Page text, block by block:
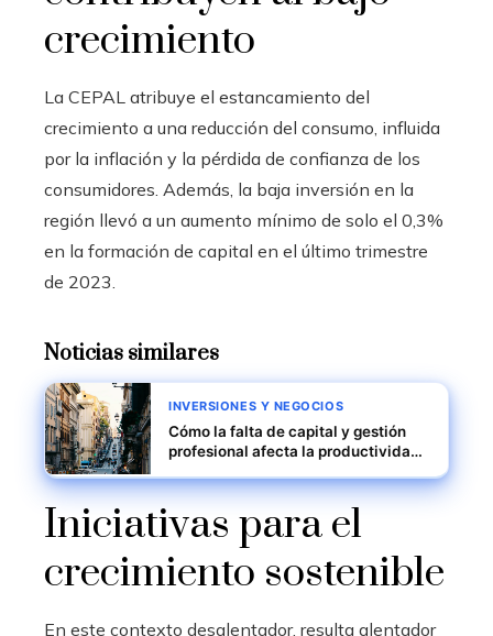
crecimiento
La CEPAL atribuye el estancamiento del
crecimiento a una reducción del consumo, influida
por la inflación y la pérdida de confianza de los
consumidores. Además, la baja inversión en la
región llevó a un aumento mínimo de solo el 0,3%
en la formación de capital en el último trimestre
de 2023.
Noticias similares
INVERSIONES Y NEGOCIOS
Cómo la falta de capital y gestión
profesional afecta la productividad
Iniciativas para el
crecimiento sostenible
En este contexto desalentador, resulta alentador